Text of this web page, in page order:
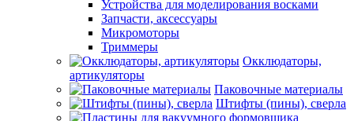
Устройства для моделирования восками
Запчасти, аксессуары
Микромоторы
Триммеры
Окклюдаторы,
артикуляторы
Паковочные материалы
Штифты (пины), сверла